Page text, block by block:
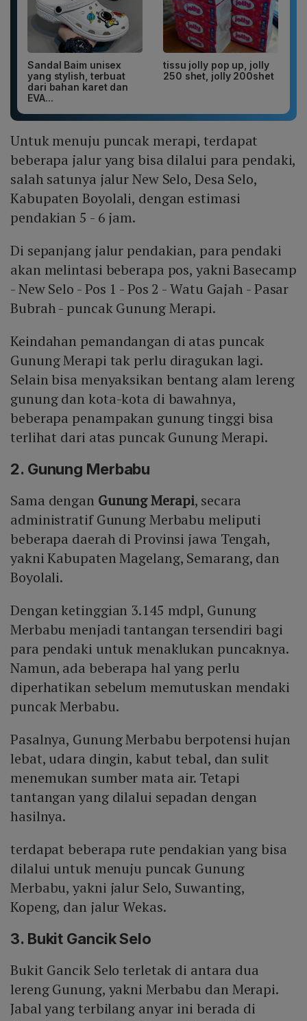
Sandal Baim unisex
yang stylish, terbuat
dari bahan karet dan
EVA...
tissu jolly pop up, jolly
250 shet, jolly 200shet
Untuk menuju puncak merapi, terdapat
beberapa jalur yang bisa dilalui para pendaki,
salah satunya jalur New Selo, Desa Selo,
Kabupaten Boyolali, dengan estimasi
pendakian 5 - 6 jam.
Di sepanjang jalur pendakian, para pendaki
akan melintasi beberapa pos, yakni Basecamp
- New Selo - Pos 1 - Pos 2 - Watu Gajah - Pasar
Bubrah - puncak Gunung Merapi.
Keindahan pemandangan di atas puncak
Gunung Merapi tak perlu diragukan lagi.
Selain bisa menyaksikan bentang alam lereng
gunung dan kota-kota di bawahnya,
beberapa penampakan gunung tinggi bisa
terlihat dari atas puncak Gunung Merapi.
2. Gunung Merbabu
Sama dengan Gunung Merapi, secara
administratif Gunung Merbabu meliputi
beberapa daerah di Provinsi jawa Tengah,
yakni Kabupaten Magelang, Semarang, dan
Boyolali.
Dengan ketinggian 3.145 mdpl, Gunung
Merbabu menjadi tantangan tersendiri bagi
para pendaki untuk menaklukan puncaknya.
Namun, ada beberapa hal yang perlu
diperhatikan sebelum memutuskan mendaki
puncak Merbabu.
Pasalnya, Gunung Merbabu berpotensi hujan
lebat, udara dingin, kabut tebal, dan sulit
menemukan sumber mata air. Tetapi
tantangan yang dilalui sepadan dengan
hasilnya.
terdapat beberapa rute pendakian yang bisa
dilalui untuk menuju puncak Gunung
Merbabu, yakni jalur Selo, Suwanting,
Kopeng, dan jalur Wekas.
3. Bukit Gancik Selo
Bukit Gancik Selo terletak di antara dua
lereng Gunung, yakni Merbabu dan Merapi.
Jabal yang terbilang anyar ini berada di